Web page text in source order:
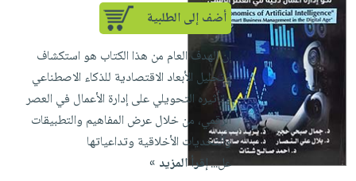
أضف إلى الطلبية
إن الهدف العام من هذا الكتاب هو استكشاف
وتحليل الأبعاد الاقتصادية للذكاء الاصطناعي
وتأثيره التحويلي على إدارة الأعمال في العصر
الرقمي، من خلال عرض المفاهيم والتطبيقات
والتحديات الأخلاقية وتداعياتها
عل...إقرأ المزيد »